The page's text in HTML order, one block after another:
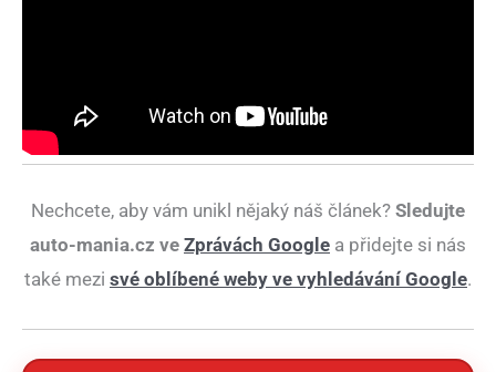
Nechcete, aby vám unikl nějaký náš článek? Sledujte
auto-mania.cz ve Zprávách Google a přidejte si nás
také mezi své oblíbené weby ve vyhledávání Google.